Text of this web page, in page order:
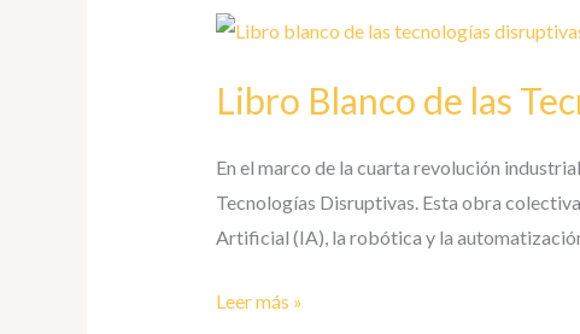
Libro Blanco de las
En el marco de la cuarta revolución
Tecnologías Disruptivas. Esta obra
Artificial (IA), la robótica y la
Libro
Tecnologías
Disruptivas
–
01
Leer más »